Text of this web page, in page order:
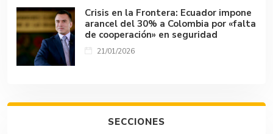
Crisis en la Frontera: Ecuador impone
arancel del 30% a Colombia por «falta
de cooperación» en seguridad
21/01/2026
SECCIONES